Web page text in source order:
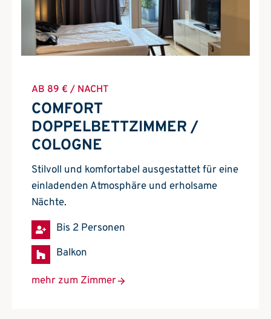
AB 89 € / NACHT
COMFORT
DOPPELBETTZIMMER /
COLOGNE
Stilvoll und komfortabel ausgestattet für eine
einladenden Atmosphäre und erholsame
Nächte.
Bis 2 Personen
Balkon
mehr zum Zimmer